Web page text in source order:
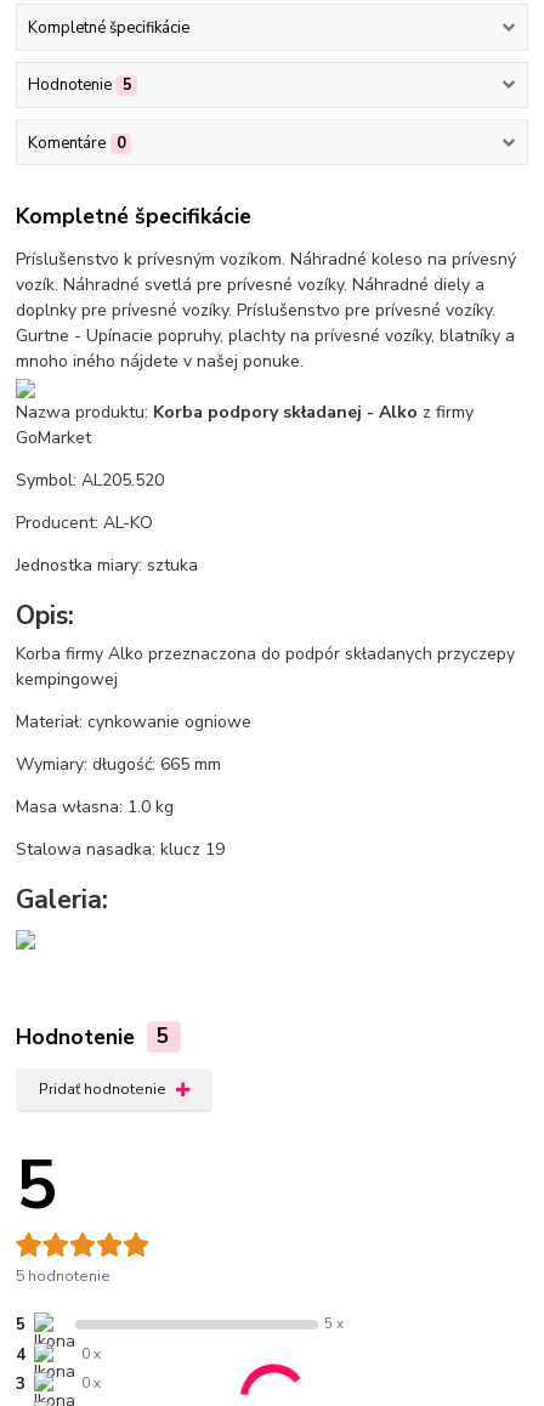
Kompletné špecifikácie
Hodnotenie 5
Komentáre 0
Kompletné špecifikácie
Príslušenstvo k prívesným vozíkom. Náhradné koleso na prívesný
vozík. Náhradné svetlá pre prívesné vozíky. Náhradné diely a
doplnky pre prívesné vozíky. Príslušenstvo pre prívesné vozíky.
Gurtne - Upínacie popruhy, plachty na prívesné vozíky, blatníky a
mnoho iného nájdete v našej ponuke.
Nazwa produktu: Korba podpory składanej - Alko z firmy
GoMarket
Symbol: AL205.520
Producent: AL-KO
Jednostka miary: sztuka
Opis:
Korba firmy Alko przeznaczona do podpór składanych przyczepy
kempingowej
Materiał: cynkowanie ogniowe
Wymiary: długość: 665 mm
Masa własna: 1.0 kg
Stalowa nasadka: klucz 19
Galeria:
Hodnotenie 5
Pridať hodnotenie
5
5 hodnotenie
5 5 x
4 0 x
3 0 x